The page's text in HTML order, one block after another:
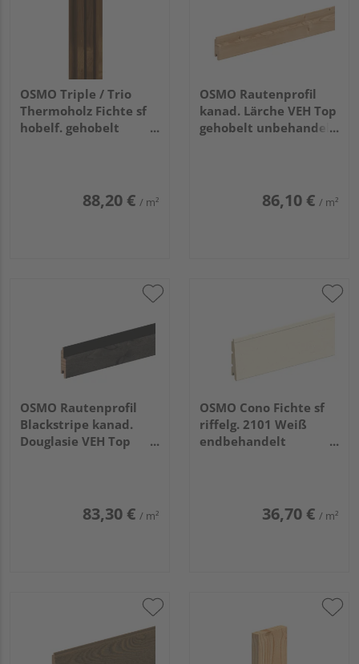
OSMO Triple / Trio
Thermoholz Fichte sf
hobelf. gehobelt
88,20 € / m²
OSMO Rautenprofil
kanad. Lärche VEH Top
gehobelt unbehandelt
86,10 € / m²
OSMO Rautenprofil
Blackstripe kanad.
Douglasie VEH Top
83,30 € / m²
OSMO Cono Fichte sf
riffelg. 2101 Weiß
endbehandelt
36,70 € / m²